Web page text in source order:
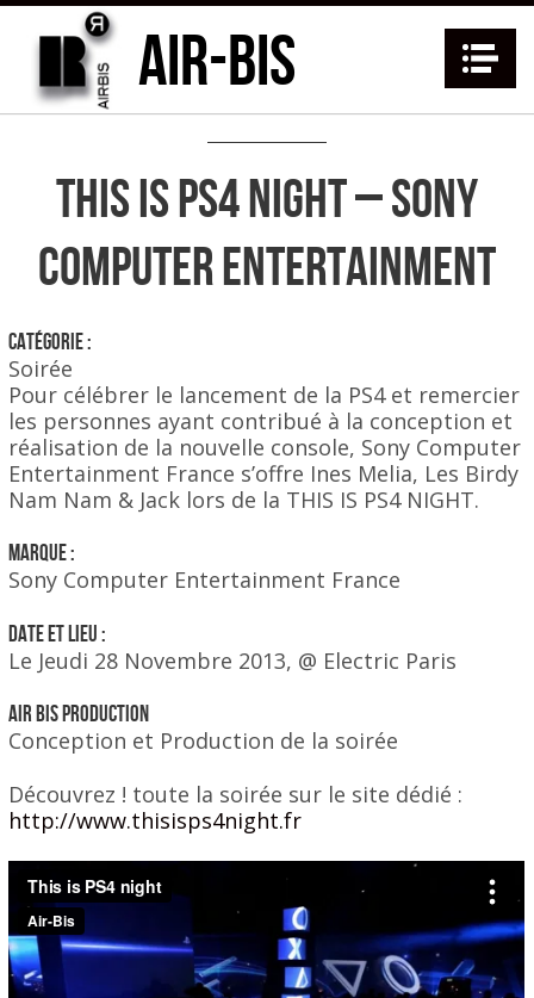
AIR-BIS
THIS IS PS4 NIGHT – SONY
COMPUTER ENTERTAINMENT
Catégorie :
Soirée
Pour célébrer le lancement de la PS4 et remercier
les personnes ayant contribué à la conception et
réalisation de la nouvelle console, Sony Computer
Entertainment France s’offre Ines Melia, Les Birdy
Nam Nam & Jack lors de la THIS IS PS4 NIGHT.
Marque :
Sony Computer Entertainment France
Date et Lieu :
Le Jeudi 28 Novembre 2013, @ Electric Paris
AIR BIS PRODUCTION
Conception et Production de la soirée
Découvrez ! toute la soirée sur le site dédié :
http://www.thisisps4night.fr